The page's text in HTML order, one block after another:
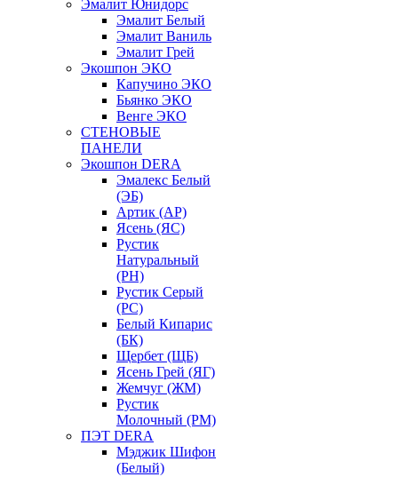
Эмалит Юнидорс
Эмалит Белый
Эмалит Ваниль
Эмалит Грей
Экошпон ЭКО
Капучино ЭКО
Бьянко ЭКО
Венге ЭКО
СТЕНОВЫЕ
ПАНЕЛИ
Экошпон DERA
Эмалекс Белый
(ЭБ)
Артик (АР)
Ясень (ЯС)
Рустик
Натуральный
(РН)
Рустик Серый
(РС)
Белый Кипарис
(БК)
Щербет (ЩБ)
Ясень Грей (ЯГ)
Жемчуг (ЖМ)
Рустик
Молочный (РМ)
ПЭТ DERA
Мэджик Шифон
(Белый)